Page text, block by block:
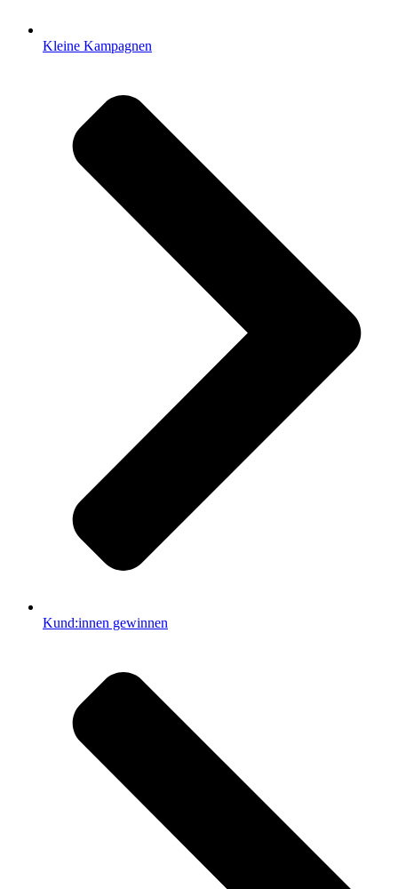
Kleine Kampagnen
Kund:innen gewinnen